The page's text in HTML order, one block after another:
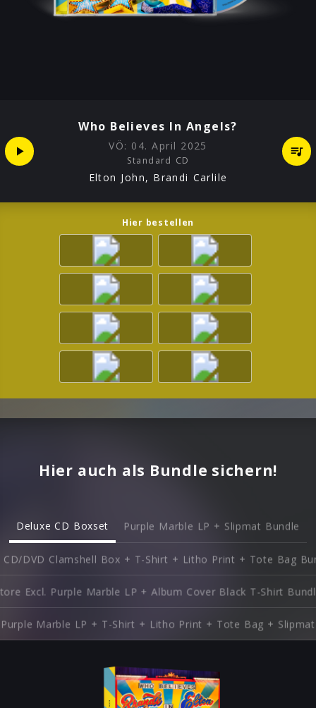
Who Believes In Angels?
VÖ: 04. April 2025
Standard CD
Elton John, Brandi Carlile
Hier bestellen
Hier auch als Bundle sichern!
Deluxe CD Boxset Purple Marble LP + Slipmat Bundle
CD/DVD Clamshell Box + T-Shirt + Litho Print + Tote Bag
Excl. Purple Marble LP + Album Cover Black T-Shirt
Purple Marble LP + T-Shirt + Litho Print + Tote Bag + Slipmat